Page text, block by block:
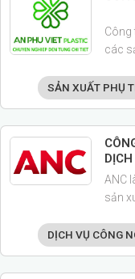
SẢN XUẤT PHỤ
Công
các
điện
DỊCH VỤ CÔNG
ANC
sản
xác
tư